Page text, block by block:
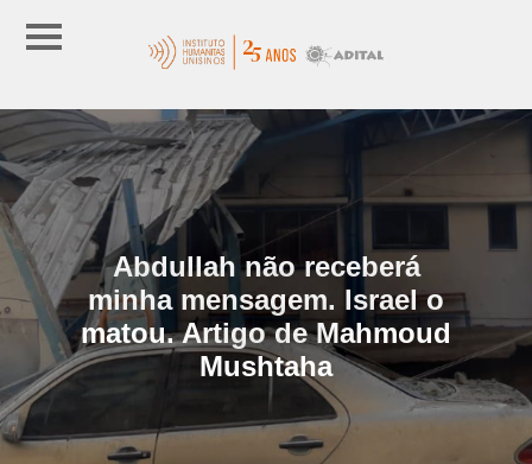
Abdullah não receberá
minha mensagem. Israel o
matou. Artigo de Mahmoud
Mushtaha